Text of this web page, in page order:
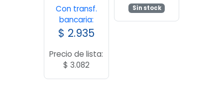
Con transf.
bancaria:
$ 2.935
Precio de lista:
$ 3.082
Sin stock